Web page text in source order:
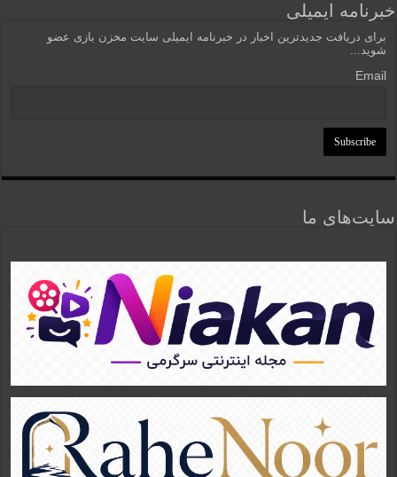
خبرنامه ایمیلی
برای دریافت جدیدترین اخبار در خبرنامه ایمیلی سایت مخزن بازی عضو
شوید...
Email
سایت‌های ما